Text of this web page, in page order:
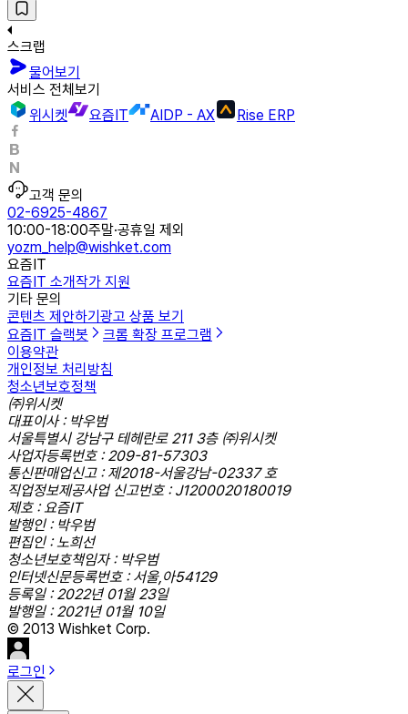
스크랩
물어보기
서비스 전체보기
위시켓
요즘IT AIDP - AX Rise ERP
고객 문의
02-6925-4867
10:00-18:00주말·공휴일 제외
yozm_help@wishket.com
요즘IT
요즘IT 소개작가 지원
기타 문의
콘텐츠 제안하기 광고 상품 보기
요즘IT 슬랙봇
크롬 확장 프로그램
이용약관
개인정보 처리방침
청소년보호정책
㈜위시켓
대표이사 : 박우범
서울특별시 강남구 테헤란로 211 3층 ㈜위시켓
사업자등록번호 : 209-81-57303
통신판매업신고 : 제2018-서울강남-02337 호
직업정보제공사업 신고번호 : J1200020180019
제호 : 요즘IT
발행인 : 박우범
편집인 : 노희선
청소년보호책임자 : 박우범
인터넷신문등록번호 : 서울,아54129
등록일 : 2022년 01월 23일
발행일 : 2021년 01월 10일
© 2013 Wishket Corp.
로그인